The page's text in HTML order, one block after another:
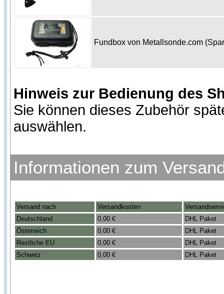
Fundbox von Metallsonde.com
Hinweis zur Bedienung des
Sie können dieses Zubehör
auswählen.
Informationen zum
Versand nach Versandkosten
Deutschland
0,00 €
DHL Paket
Österreich
0,00 €
DHL Paket
Restliche EU
0,00 €
DHL Paket
Schweiz
0,00 € DHL Paket